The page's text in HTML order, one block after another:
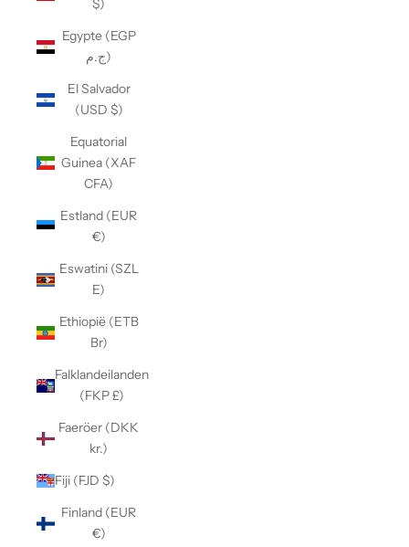
$)
Egypte (EGP
ج.م)
El Salvador
(USD $)
Equatorial
Guinea (XAF
CFA)
Estland (EUR
€)
Eswatini (SZL
E)
Ethiopië (ETB
Br)
Falklandeilanden
(FKP £)
Faeröer (DKK
kr.)
Fiji (FJD $)
Finland (EUR
€)